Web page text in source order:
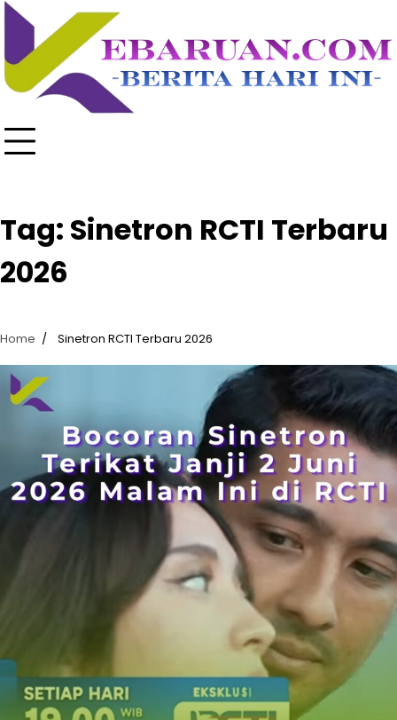
Skip
content
Tag: Sinetron RCTI Terbaru
2026
Home Sinetron RCTI Terbaru 2026